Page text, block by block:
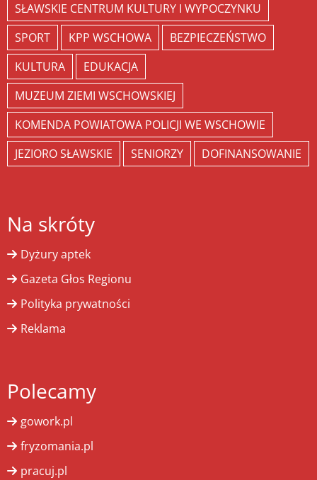
SŁAWSKIE CENTRUM KULTURY I WYPOCZYNKU
SPORT
KPP WSCHOWA
BEZPIECZEŃSTWO
KULTURA
EDUKACJA
MUZEUM ZIEMI WSCHOWSKIEJ
KOMENDA POWIATOWA POLICJI WE WSCHOWIE
JEZIORO SŁAWSKIE
SENIORZY DOFINANSOWANIE
Na skróty
Dyżury aptek
Gazeta Głos Regionu
Polityka prywatności
Reklama
Polecamy
gowork.pl
fryzomania.pl
pracuj.pl